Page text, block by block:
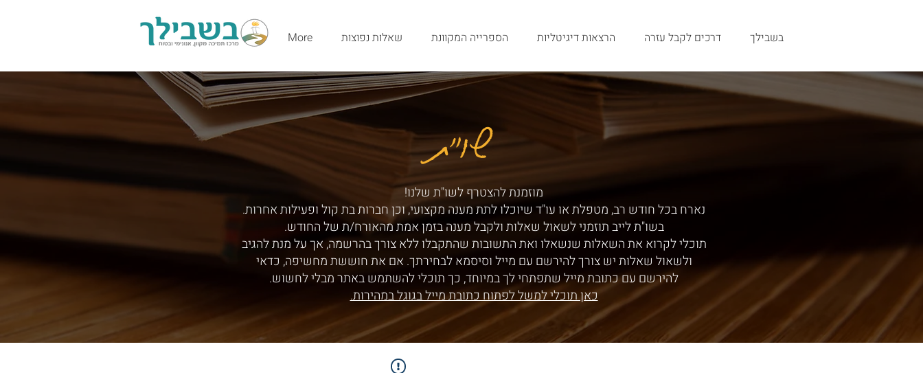
בשבילך דרכים לקבל עזרה הרצאות דיגיטליות הספרייה המקוונת שאלות נפוצות More
שו"ת
שו"ת
מוזמנת להצטרף לשו"ת שלנו!
נארח בכל חודש רב, מטפלת או עו"ד שיוכלו לתת מענה מקצועי, וכן חברות בת קול ופעילות אחרות.
בשו"ת לייב תוזמני לשאול שאלות ולקבל מענה בזמן אמת מהאורח/ת של החודש.
תוכלי לקרוא את השאלות שנשאלו ואת התשובות שהתקבלו ללא צורך בהרשמה, אך על מנת להגיב
ולשאול שאלות יש צורך להירשם עם מייל וסיסמא לבחירתך. אם את חוששת מחשיפה, כדאי
להירשם עם כתובת מייל שתפתחי לך במיוחד, כך תוכלי להשתמש באתר מבלי לחשוש.
כאן תוכלי למשל לפתוח כתובת מייל בגוגל במהירות.